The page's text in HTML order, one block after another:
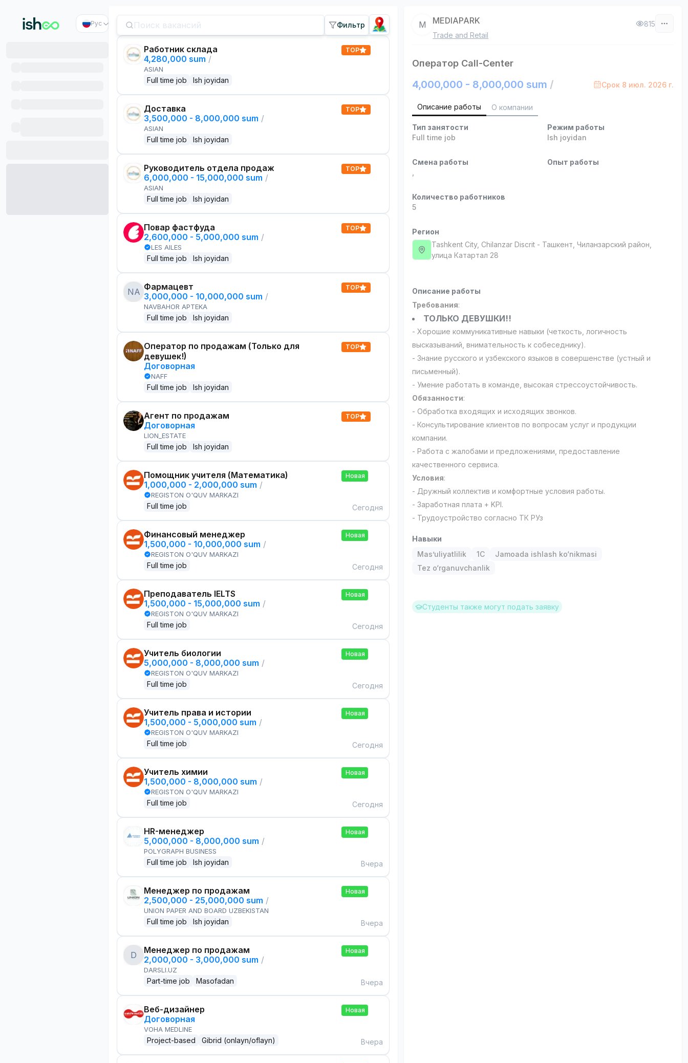
Рус Фильтр
Работник склада
4,280,000 sum /
ASIAN
Full time job Ish joyidan
TOP
Доставка
3,500,000 - 8,000,000 sum /
ASIAN
Full time job Ish joyidan
TOP
Руководитель отдела продаж
6,000,000 - 15,000,000 sum /
ASIAN
Full time job Ish joyidan
TOP
Повар фастфуда
2,600,000 - 5,000,000 sum /
LES AILES
Full time job Ish joyidan
TOP
NA Фармацевт
3,000,000 - 10,000,000 sum /
NAVBAHOR APTEKA
Full time job Ish joyidan
TOP
Оператор по продажам (Только для
девушек!)
Договорная
NAFF
Full time job Ish joyidan
TOP
Агент по продажам
Договорная
LION_ESTATE
Full time job Ish joyidan
TOP
Помощник учителя (Математика)
1,000,000 - 2,000,000 sum /
REGISTON O'QUV MARKAZI
Full time job
Новая
Сегодня
Финансовый менеджер
1,500,000 - 10,000,000 sum /
REGISTON O'QUV MARKAZI
Full time job
Новая
Сегодня
Преподаватель IELTS
1,500,000 - 15,000,000 sum /
REGISTON O'QUV MARKAZI
Full time job
Новая
Сегодня
Учитель биологии
5,000,000 - 8,000,000 sum /
REGISTON O'QUV MARKAZI
Full time job
Новая
Сегодня
Учитель права и истории
1,500,000 - 5,000,000 sum /
REGISTON O'QUV MARKAZI
Full time job
Новая
Сегодня
Учитель химии
1,500,000 - 8,000,000 sum /
REGISTON O'QUV MARKAZI
Full time job
Новая
Сегодня
HR-менеджер
5,000,000 - 8,000,000 sum /
POLYGRAPH BUSINESS
Full time job Ish joyidan
Новая
Вчера
Менеджер по продажам
2,500,000 - 25,000,000 sum /
UNION PAPER AND BOARD UZBEKISTAN
Full time job Ish joyidan
Новая
Вчера
D
Менеджер по продажам
2,000,000 - 3,000,000 sum /
DARSLI.UZ
Part-time job Masofadan
Новая
Вчера
Веб-дизайнер
Договорная
VOHA MEDLINE
Project-based Gibrid (onlayn/oflayn)
Новая
Вчера
M MEDIAPARK
Trade and Retail
815
Оператор Call-Center
4,000,000 - 8,000,000 sum / Срок 8 июл. 2026 г.
Описание работы О компании
Тип занятости
Full time job
Режим работы
Ish joyidan
Смена работы
Опыт работы
Количество работников
5
Регион
Tashkent City, Chilanzar Discrit - Ташкент, Чиланзарский район,
улица Катартал 28
Описание работы
Требования:
ТОЛЬКО ДЕВУШКИ!!
- Хорошие коммуникативные навыки (четкость, логичность
высказываний, внимательность к собеседнику).
- Знание русского и узбекского языков в совершенстве (устный и
письменный).
- Умение работать в команде, высокая стрессоустойчивость.
Обязанности:
- Обработка входящих и исходящих звонков.
- Консультирование клиентов по вопросам услуг и продукции
компании.
- Работа с жалобами и предложениями, предоставление
качественного сервиса.
Условия:
- Дружный коллектив и комфортные условия работы.
- Заработная плата + KPI.
- ​​​​​​​Трудоустройство согласно ТК РУз
Навыки
Mas’uliyatlilik
1C
Jamoada ishlash ko‘nikmasi
Tez o‘rganuvchanlik
Студенты также могут подать заявку